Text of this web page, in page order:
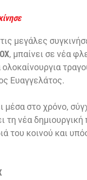
μεγάλες
, μπαίνει σε νέα
Ευαγγελάτος.
μέσα στο χρόνο,
τη νέα δημιουργική
του κοινού και